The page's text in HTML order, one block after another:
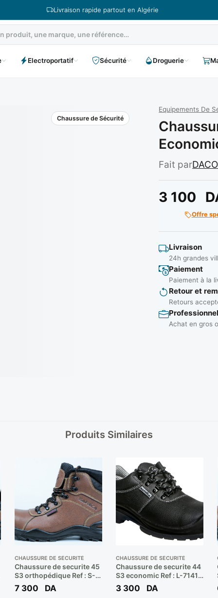
Livraison rapide partout en Algérie
Electroportatif Sécurité Droguerie
Chaussure de Sécurité
Equipements De
Fait parDACO
3 100
Offre
Livraison
24h grandes
Paiement
Paiement à la
Retour et
Retours
Achat en gros
Produits Similaires
CHAUSSURE DE SÉCURITÉ
Chaussure de securite 45
S3 orthopédique Ref : S-
10222 (haute) ** SAFRICA
7 300 DA
CHAUSSURE DE SÉCURITÉ
Chaussure de securite 44
S3 economic Ref : L-7141 /
E-10217 (basse) **
SAFRICA
3 300 DA